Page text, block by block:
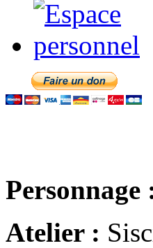
Personnage
Atelier :